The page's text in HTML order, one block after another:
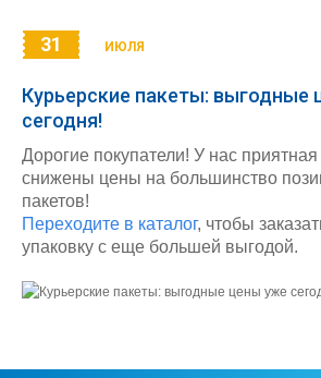
31 ИЮЛЯ
Курьерские пакеты: выгодные
сегодня!
Дорогие покупатели! У нас приятная
снижены цены на большинство
пакетов!
Переходите в каталог, чтобы
упаковку с еще большей выгодой.